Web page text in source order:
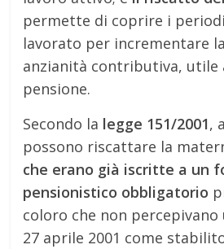
permette di coprire i
lavorato per incrementare
anzianità contributiva, utile
pensione.
Secondo la legge 151/2001,
possono riscattare la
che erano già iscritte a un
pensionistico obbligatorio
coloro che non percepivano
27 aprile 2001 come